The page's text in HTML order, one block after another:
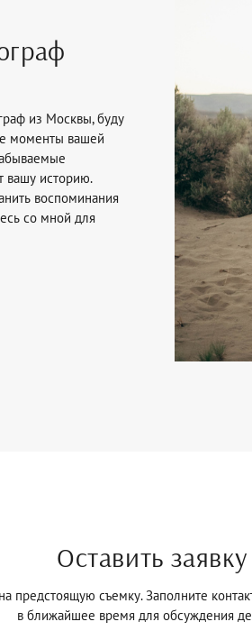
из Москвы, буду
моменты вашей
вашу историю.
воспоминания
со мной для
Оставить заявку
предстоящую съемку. Заполните
в ближайшее время для обсуждения